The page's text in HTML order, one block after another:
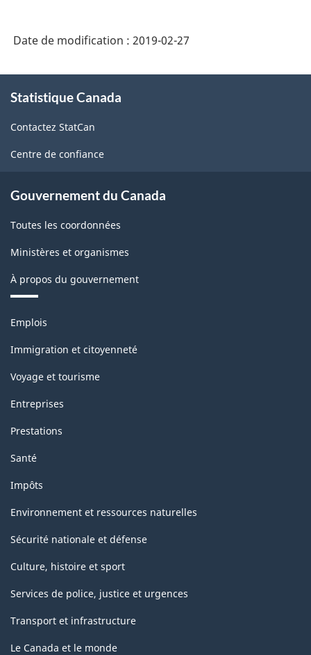
Date de modification : 2019-02-27
propos
ce
site
Statistique Canada
Contactez StatCan
Centre de confiance
Gouvernement du Canada
Toutes les coordonnées
Ministères et organismes
À propos du gouvernement
Thèmes
sujets
Emplois
Immigration et citoyenneté
Voyage et tourisme
Entreprises
Prestations
Santé
Impôts
Environnement et ressources naturelles
Sécurité nationale et défense
Culture, histoire et sport
Services de police, justice et urgences
Transport et infrastructure
Le Canada et le monde